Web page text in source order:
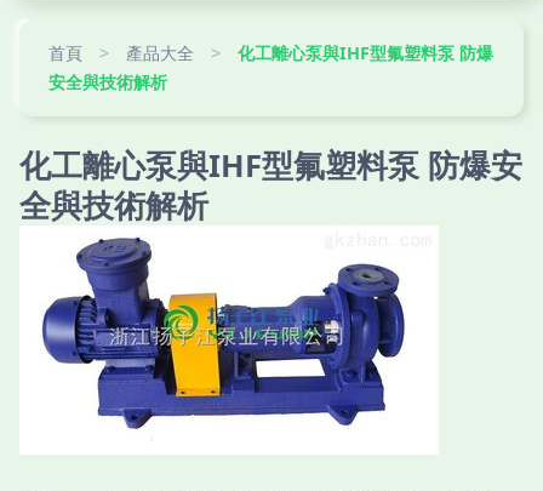
首頁 > 產品大全 >
化工離心泵與IHF型氟塑料泵 防爆
安全與技術解析
化工離心泵與IHF型氟塑料泵 防爆安
全與技術解析